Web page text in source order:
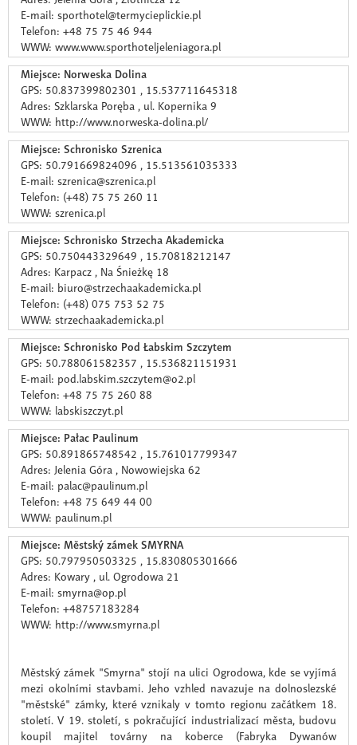
E-mail: sporthotel@termycieplickie.pl
Telefon: +48 75 75 46 944
WWW: www.www.sporthoteljeleniagora.pl
Miejsce: Norweska Dolina
GPS: 50.837399802301 , 15.537711645318
Adres: Szklarska Poręba , ul. Kopernika 9
WWW: http://www.norweska-dolina.pl/
Miejsce: Schronisko Szrenica
GPS: 50.791669824096 , 15.513561035333
E-mail: szrenica@szrenica.pl
Telefon: (+48) 75 75 260 11
WWW: szrenica.pl
Miejsce: Schronisko Strzecha Akademicka
GPS: 50.750443329649 , 15.70818212147
Adres: Karpacz , Na Śnieżkę 18
E-mail: biuro@strzechaakademicka.pl
Telefon: (+48) 075 753 52 75
WWW: strzechaakademicka.pl
Miejsce: Schronisko Pod Łabskim Szczytem
GPS: 50.788061582357 , 15.536821151931
E-mail: pod.labskim.szczytem@o2.pl
Telefon: +48 75 75 260 88
WWW: labskiszczyt.pl
Miejsce: Pałac Paulinum
GPS: 50.891865748542 , 15.761017799347
Adres: Jelenia Góra , Nowowiejska 62
E-mail: palac@paulinum.pl
Telefon: +48 75 649 44 00
WWW: paulinum.pl
Miejsce: Městský zámek SMYRNA
GPS: 50.797950503325 , 15.830805301666
Adres: Kowary , ul. Ogrodowa 21
E-mail: smyrna@op.pl
Telefon: +48757183284
WWW: http://www.smyrna.pl
Městský zámek "Smyrna" stojí na ulici Ogrodowa, kde se vyjímá
mezi okolními stavbami. Jeho vzhled navazuje na dolnoslezské
"městské" zámky, které vznikaly v tomto regionu začátkem 18.
století. V 19. století, s pokračující industrializací města, budovu
koupil majitel továrny na koberce (Fabryka Dywanów